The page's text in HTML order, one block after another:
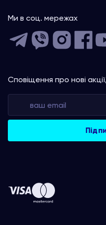
Ми в соц. мережах
Сповіщення про нові